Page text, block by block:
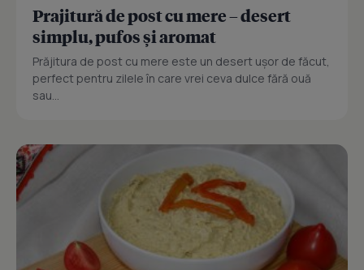
Prajitură de post cu mere – desert
simplu, pufos și aromat
Prăjitura de post cu mere este un desert ușor de făcut,
perfect pentru zilele în care vrei ceva dulce fără ouă
sau...